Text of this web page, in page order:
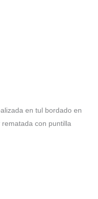
en tul bordado en
con puntilla